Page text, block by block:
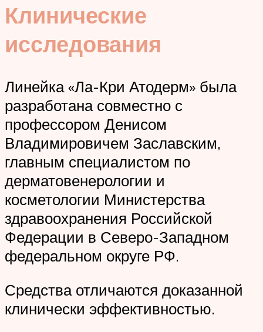
Клинические
исследования
Линейка «Ла-Кри Атодерм» была
разработана совместно с
профессором Денисом
Владимировичем Заславским,
главным специалистом по
дерматовенерологии и
косметологии Министерства
здравоохранения Российской
Федерации в Северо-Западном
федеральном округе РФ.
Средства отличаются доказанной
клинически эффективностью.